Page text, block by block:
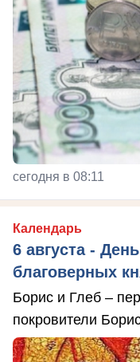
сегодня в 08:11
Календарь
6 августа -
благоверных
Борис и Глеб –
покровители